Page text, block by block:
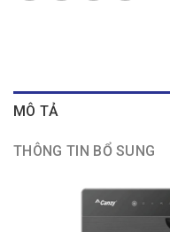
MÔ TẢ
THÔNG TIN BỔ SUNG